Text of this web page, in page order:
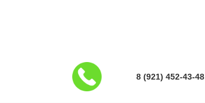
8 (921) 452-43-48